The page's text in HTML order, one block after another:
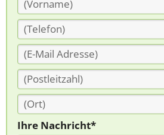
Ihre Nachricht*